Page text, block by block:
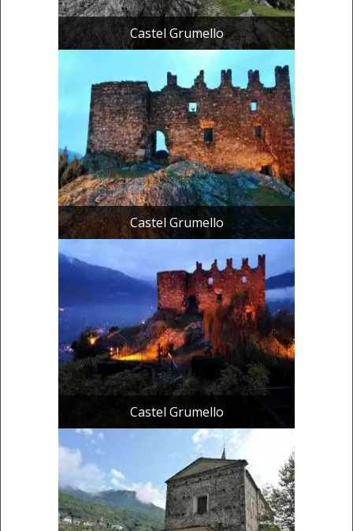
Castel Grumello
Castel Grumello
Castel Grumello